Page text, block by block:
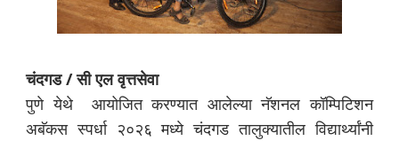
चंदगड / सी एल वृत्तसेवा
पुणे येथे आयोजित करण्यात आलेल्या नॅशनल कॉम्पिटिशन
अबॅकस स्पर्धा २०२६ मध्ये चंदगड तालुक्यातील विद्यार्थ्यांनी